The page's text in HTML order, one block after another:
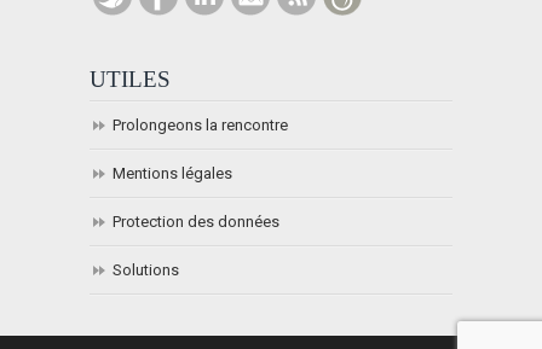
UTILES
Prolongeons la rencontre
Mentions légales
Protection des données
Solutions